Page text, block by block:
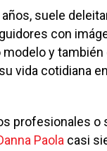
años, suele
con
y
vida cotidiana
profesionales o
Paola casi